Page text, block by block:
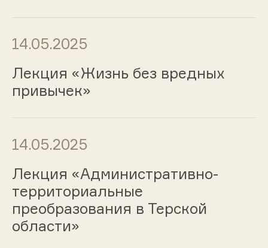
14.05.2025
Лекция «Жизнь без вредных
привычек»
14.05.2025
Лекция «Административно-
территориальные
преобразования в Терской
области»